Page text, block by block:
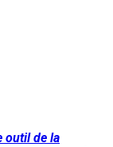
outil de la